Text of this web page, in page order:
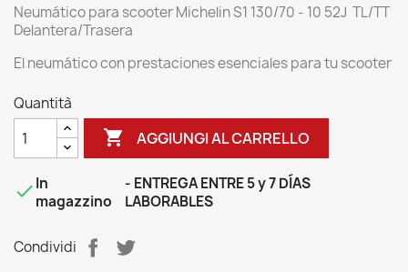
Neumático para scooter Michelin S1 130/70 - 10 52J TL/TT
Delantera/Trasera
El neumático con prestaciones esenciales para tu scooter
Quantità
 AGGIUNGI AL CARRELLO
In
magazzino
- ENTREGA ENTRE 5 y 7 DÍAS
LABORABLES
Condividi